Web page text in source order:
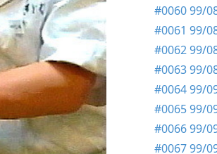
#0060 99/
#0061 99/
#0062 99/
#0063 99/
#0064 99/
#0065 99/
#0066 99/
#0067 99/